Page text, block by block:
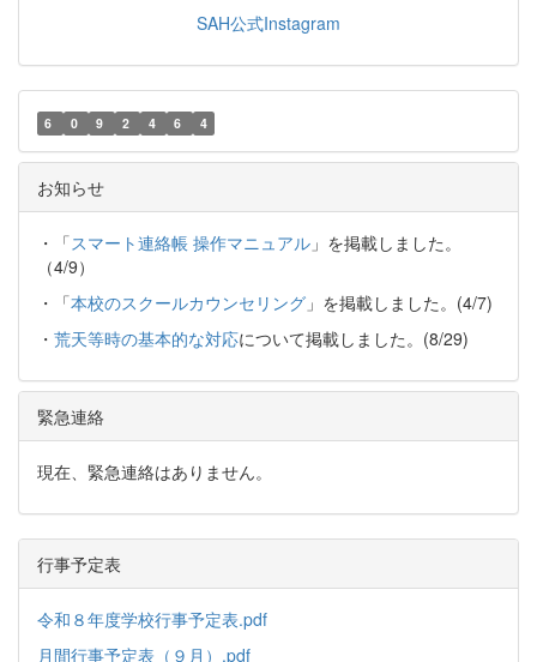
SAH公式Instagram
6 0 9 2 4 6 4
お知らせ
・「スマート連絡帳 操作マニュアル 」を掲載しました。
（4/9）
・「本校のスクールカウンセリング 」を掲載しました。(4/7)
・ 荒天等時の基本的な対応について掲載しました。(8/29)
緊急連絡
現在、緊急連絡はありません。
行事予定表
令和８年度学校行事予定表.pdf
月間行事予定表（９月）.pdf